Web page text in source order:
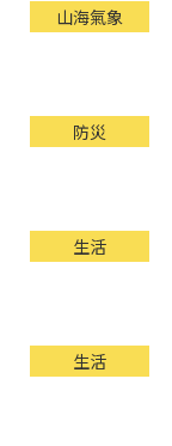
山海氣象
防災
生活
生活